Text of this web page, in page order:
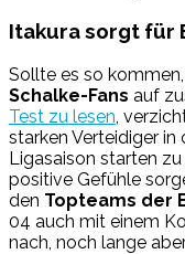
Itakura sorgt für
Sollte es so
Schalke-Fans auf
Test zu lesen,
starken Verteidiger in
Ligasaison starten
positive Gefühle
den Topteams der
04 auch mit einem
nach, noch lange